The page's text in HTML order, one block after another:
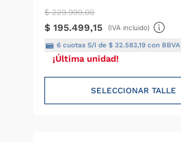
$ 229.999,00
$ 195.499,15 (IVA incluido)
6 cuotas S/I de$ 32.583,19 con BBVA
¡Última unidad!
SELECCIONAR TALLE